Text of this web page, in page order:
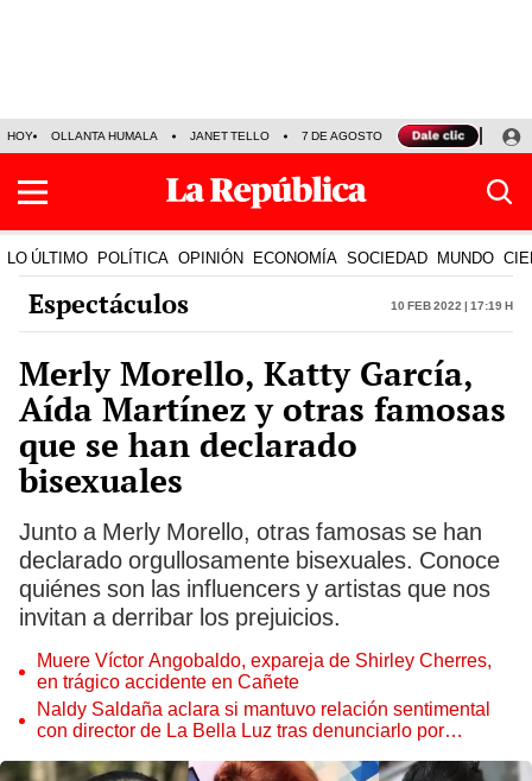
HOY OLLANTA HUMALA JANET TELLO 7 DE AGOSTO TINKA RESULTADOS
LO ÚLTIMO POLÍTICA OPINIÓN ECONOMÍA SOCIEDAD MUNDO
Espectáculos 10 Feb 2022 | 17:19 h
Merly Morello, Katty García,
Aída Martínez y otras famosas
que se han declarado
bisexuales
Junto a Merly Morello, otras famosas se han
declarado orgullosamente bisexuales. Conoce
quiénes son las influencers y artistas que nos
invitan a derribar los prejuicios.
Muere Víctor Angobaldo, expareja de Shirley Cherres,
en trágico accidente en Cañete
Naldy Saldaña aclara si mantuvo relación sentimental
con director de La Bella Luz tras denunciarlo por